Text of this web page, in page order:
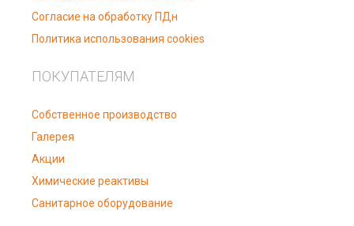
Согласие на обработку ПДн
Политика использования cookies
ПОКУПАТЕЛЯМ
Собственное производство
Галерея
Акции
Химические реактивы
Санитарное оборудование